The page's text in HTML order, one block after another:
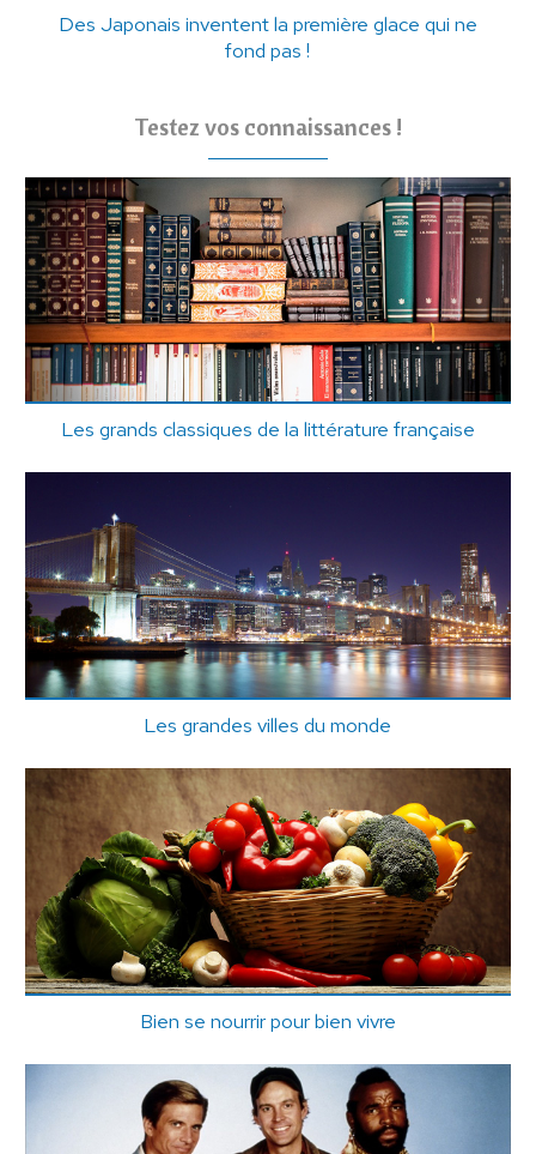
Des Japonais inventent la première glace qui ne
fond pas !
Testez vos connaissances !
Les grands classiques de la littérature française
Les grandes villes du monde
Bien se nourrir pour bien vivre